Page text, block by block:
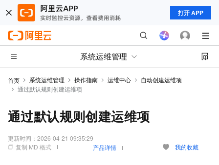
打开 APP
系统运维管理
首页 系统运维管理 操作指南 运维中心
自动创建运维项
通过默认规则创建运维项
通过默认规则创建运维项
更新时间： 2026-04-21 09:35:29
复制 MD 格式
产品详情 我的收藏